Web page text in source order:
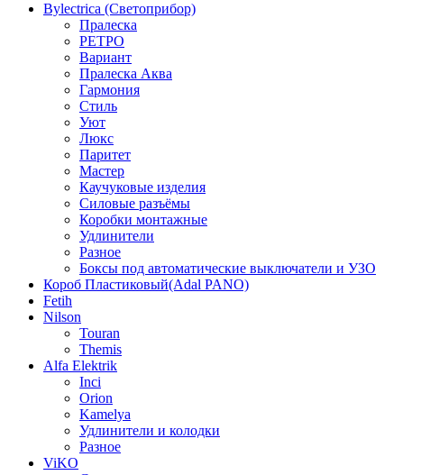
Bylectrica (Светоприбор)
Пралеска
РЕТРО
Вариант
Пралеска Аква
Гармония
Стиль
Уют
Люкс
Паритет
Мастер
Каучуковые изделия
Силовые разъёмы
Коробки монтажные
Удлинители
Разное
Боксы под автоматические выключатели и УЗО
Короб Пластиковый(Adal PANO)
Fetih
Nilson
Touran
Themis
Alfa Elektrik
Inci
Orion
Kamelya
Удлинители и колодки
Разное
ViKO